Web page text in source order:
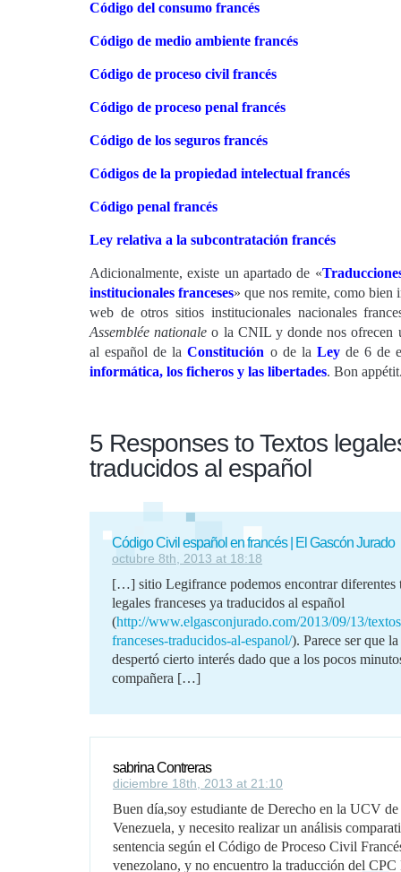
Código del consumo francés
Código de medio ambiente francés
Código de proceso civil francés
Código de proceso penal francés
Código de los seguros francés
Códigos de la propiedad intelectual francés
Código penal francés
Ley relativa a la subcontratación francés
Adicionalmente, existe un apartado de «
institucionales franceses» que nos remite, como bien
web de otros sitios institucionales nacionales
Assemblée nationale o la CNIL y donde nos ofrecen
al español de laConstitución o de la Ley de 6 de
informática, los ficheros y las libertades. Bon
5 Responses to Textos
traducidos al español
Código Civil español en francés | El Gascón Jurado
octubre 8th, 2013 at 18:18
[…] sitio Legifrance podemos encontrar diferentes
legales franceses ya traducidos al español
(http://www.elgasconjurado.com/2013/09/13/
franceses-traducidos-al-espanol/). Parece ser que
despertó cierto interés dado que a los pocos
compañera […]
sabrina Contreras
diciembre 18th, 2013 at 21:10
Buen día,soy estudiante de Derecho en la UCV de
Venezuela, y necesito realizar un análisis
sentencia según el Código de Proceso Civil
venezolano, y no encuentro la traducción del CPC